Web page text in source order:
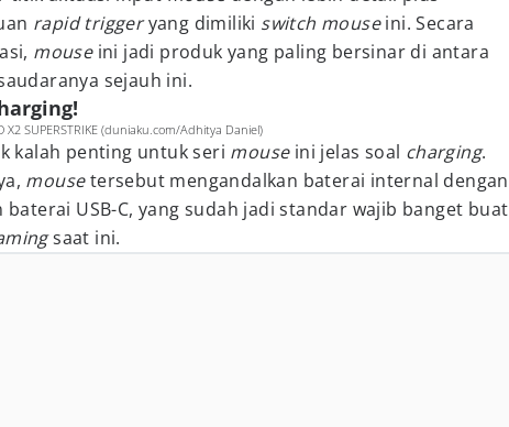
rapid triggeryang dimiliki switch mouseini. Secara
mouse ini jadi produk yang paling bersinar di antara
sejauh ini.
X2 SUPERSTRIKE (duniaku.com/Adhitya Daniel)
kalah penting untuk seri mouse ini jelas soal charging.
mousetersebut mengandalkan baterai internal dengan
baterai USB-C, yang sudah jadi standar wajib banget buat
saat ini.